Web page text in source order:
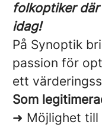
folkoptiker där
idag!
På Synoptik
passion för
ett
Som
➜ Möjlighet till